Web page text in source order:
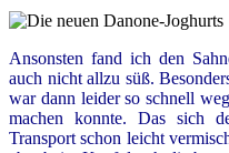
Ansonsten fand ich den
auch nicht allzu süß.
war dann leider so schnell
machen konnte. Das sich
Transport schon leicht